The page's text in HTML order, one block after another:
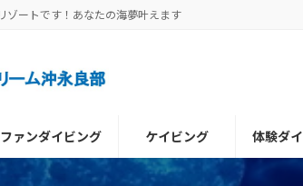
ゾートです！あなたの海夢叶えます
ファンダイビング ケイビング 体験ダ